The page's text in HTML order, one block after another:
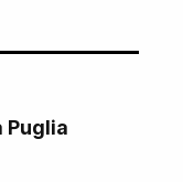
Puglia